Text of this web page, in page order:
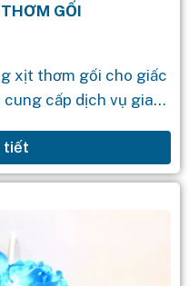
GỐI
xịt thơm gối cho giấc
cung cấp dịch vụ gia
tiết